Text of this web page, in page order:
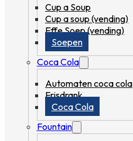
Cup a Soup
Cup a soup (vending)
Effe Soep (vending)
Soepen
Coca Cola
Automaten coca cola
Frisdrank
Coca Cola
Fountain